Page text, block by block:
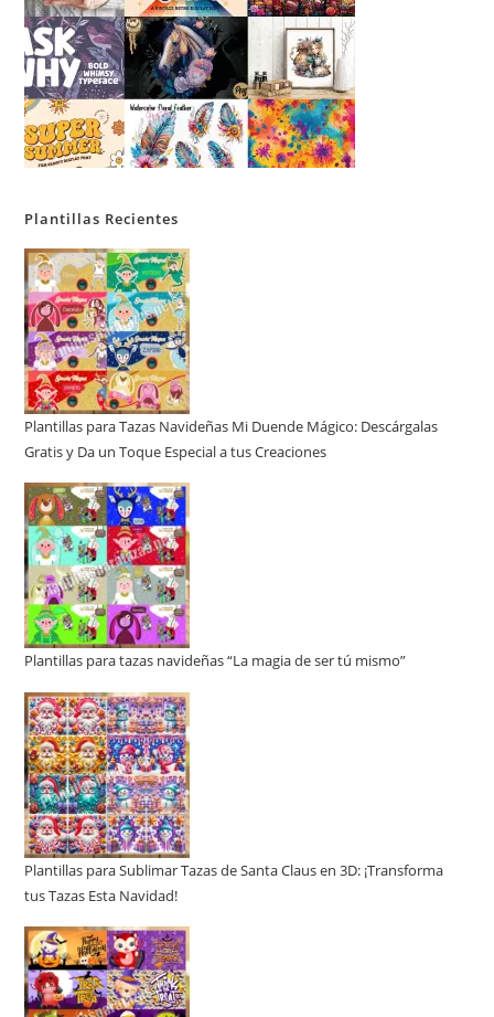
Plantillas Recientes
Plantillas para Tazas Navideñas Mi Duende Mágico: Descárgalas
Gratis y Da un Toque Especial a tus Creaciones
Plantillas para tazas navideñas “La magia de ser tú mismo”
Plantillas para Sublimar Tazas de Santa Claus en 3D: ¡Transforma
tus Tazas Esta Navidad!